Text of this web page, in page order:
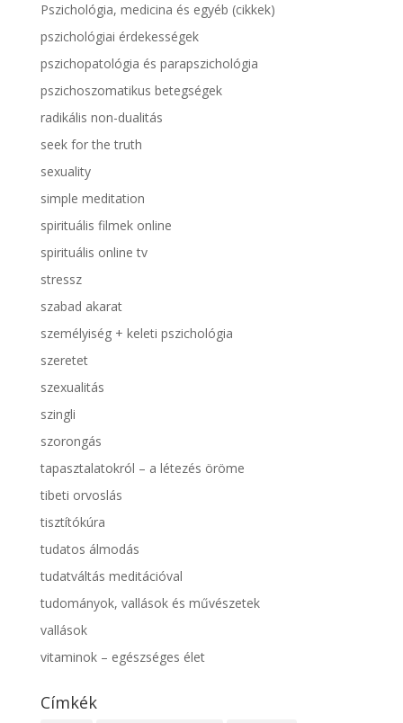
Pszichológia, medicina és egyéb (cikkek)
pszichológiai érdekességek
pszichopatológia és parapszichológia
pszichoszomatikus betegségek
radikális non-dualitás
seek for the truth
sexuality
simple meditation
spirituális filmek online
spirituális online tv
stressz
szabad akarat
személyiség + keleti pszichológia
szeretet
szexualitás
szingli
szorongás
tapasztalatokról – a létezés öröme
tibeti orvoslás
tisztítókúra
tudatos álmodás
tudatváltás meditációval
tudományok, vallások és művészetek
vallások
vitaminok – egészséges élet
Címkék